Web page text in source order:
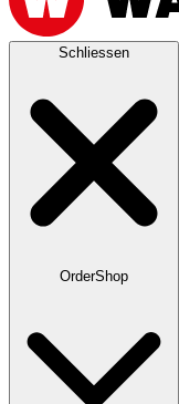
Schliessen
OrderShop